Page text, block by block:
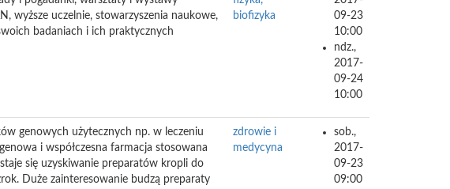
wyższe uczelnie, stowarzyszenia naukowe,
badaniach i ich praktycznych
biofizyka
09-23
10:00
ndz.,
2017-
09-24
10:00
genowych użytecznych np. w leczeniu
i współczesna farmacja stosowana
się uzyskiwanie preparatów kropli do
Duże zainteresowanie budzą preparaty
zdrowie i
medycyna
sob.,
2017-
09-23
09:00